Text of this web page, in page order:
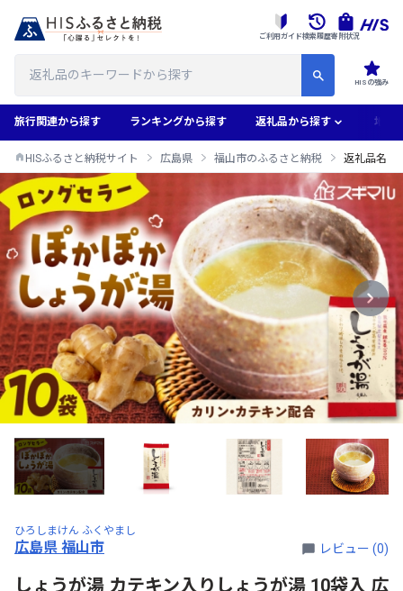
HISの強み
ご利用ガイド検索履歴寄附状況
旅行関連から探す ランキングから探す 返礼品から探す 地域
HISふるさと納税サイト 広島県 福山市のふるさと納税 返礼品名
ひろしまけん ふくやまし
広島県 福山市 レビュー (0)
しょうが湯 カテキン入りしょうが湯 10袋入 広